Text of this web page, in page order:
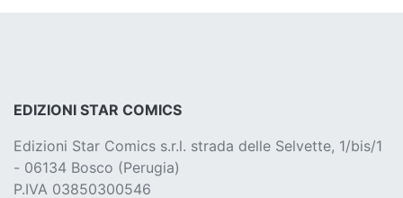
EDIZIONI STAR COMICS
Edizioni Star Comics s.r.l. strada delle Selvette, 1/bis/1
- 06134 Bosco (Perugia)
P.IVA 03850300546